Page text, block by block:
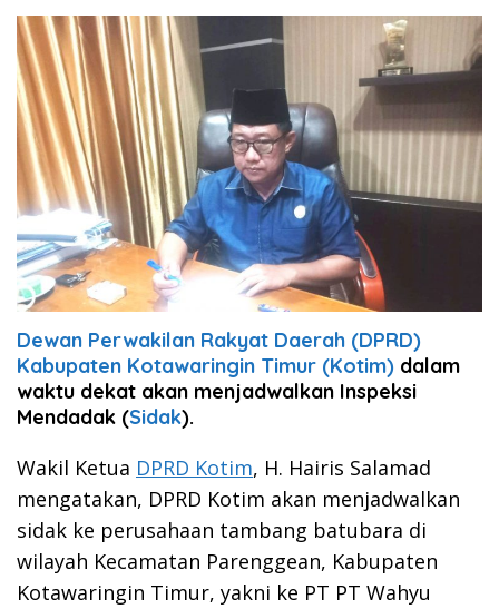
Dewan Perwakilan Rakyat Daerah (DPRD)
Kabupaten Kotawaringin Timur (Kotim) dalam
waktu dekat akan menjadwalkan Inspeksi
Mendadak (Sidak).
Wakil Ketua DPRD Kotim, H. Hairis Salamad
mengatakan, DPRD Kotim akan menjadwalkan
sidak ke perusahaan tambang batubara di
wilayah Kecamatan Parenggean, Kabupaten
Kotawaringin Timur, yakni ke PT PT Wahyu